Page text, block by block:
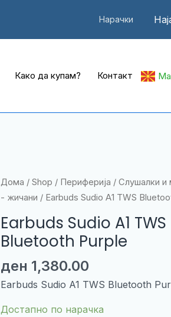
Нарачки
Како да купам? Контакт
Дома / Shop / Периферија / Слушалки и
- жичани / Earbuds Sudio A1 TWS
Earbuds Sudio A1 TWS
Bluetooth Purple
ден 1,380.00
Earbuds Sudio A1 TWS Bluetooth
Достапно по нарачка